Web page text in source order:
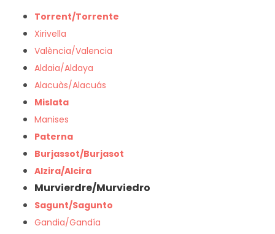
Torrent/Torrente
Xirivella
València/Valencia
Aldaia/Aldaya
Alacuàs/Alacuás
Mislata
Manises
Paterna
Burjassot/Burjasot
Alzira/Alcira
Murvierdre/Murviedro
Sagunt/Sagunto
Gandia/Gandía